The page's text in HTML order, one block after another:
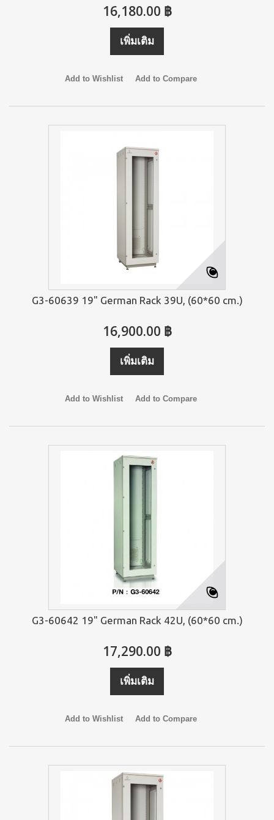
16,180.00 ฿
เพิ่มเติม
Add to Wishlist Add to Compare
G3-60639 19" German Rack 39U, (60*60 cm.)
16,900.00 ฿
เพิ่มเติม
Add to Wishlist Add to Compare
G3-60642 19" German Rack 42U, (60*60 cm.)
17,290.00 ฿
เพิ่มเติม
Add to Wishlist Add to Compare